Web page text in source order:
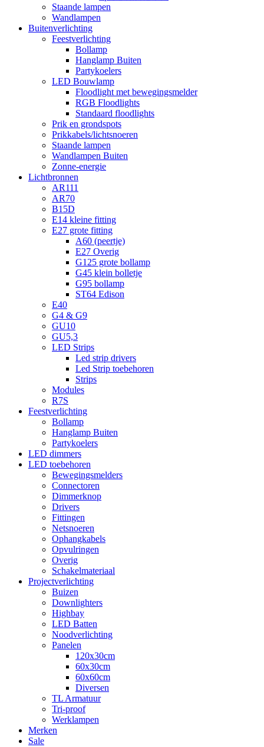
Staande lampen
Wandlampen
Buitenverlichting
Feestverlichting
Bollamp
Hanglamp Buiten
Partykoelers
LED Bouwlamp
Floodlight met bewegingsmelder
RGB Floodlights
Standaard floodlights
Prik en grondspots
Prikkabels/lichtsnoeren
Staande lampen
Wandlampen Buiten
Zonne-energie
Lichtbronnen
AR111
AR70
B15D
E14 kleine fitting
E27 grote fitting
A60 (peertje)
E27 Overig
G125 grote bollamp
G45 klein bolletje
G95 bollamp
ST64 Edison
E40
G4 & G9
GU10
GU5,3
LED Strips
Led strip drivers
Led Strip toebehoren
Strips
Modules
R7S
Feestverlichting
Bollamp
Hanglamp Buiten
Partykoelers
LED dimmers
LED toebehoren
Bewegingsmelders
Connectoren
Dimmerknop
Drivers
Fittingen
Netsnoeren
Ophangkabels
Opvulringen
Overig
Schakelmateriaal
Projectverlichting
Buizen
Downlighters
Highbay
LED Batten
Noodverlichting
Panelen
120x30cm
60x30cm
60x60cm
Diversen
TL Armatuur
Tri-proof
Werklampen
Merken
Sale